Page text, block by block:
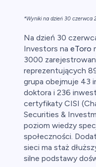
*Wyniki na dzień 30 czerwca
Na dzień 30
Investors na eToro
3000
reprezentujących
grupa obejmuje 43
doktora i 236
certyfikaty CISI
Securities &
poziom wiedzy
społeczności.
sieci ma staż
silne podstawy